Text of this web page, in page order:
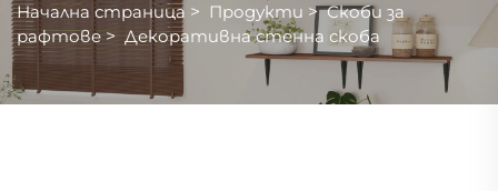
Начална страница > Продукти >Скоби за
рафтове> Декоративна стенна скоба